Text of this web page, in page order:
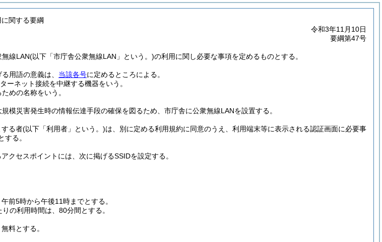
関する要綱
令和3年11月10日
要綱第47号
線LAN(以下「市庁舎公衆無線LAN」という。)の利用に関し必要な事項を定めるものとする。
用語の意義は、 当該各号に定めるところによる。
ネット接続を中継する機器をいう。
めの名称をいう。
模災害発生時の情報伝達手段の確保を図るため、市庁舎に公衆無線LANを設置する。
る者(以下「利用者」という。)は、別に定める利用規約に同意のうえ、利用端末等に表示される認証画面に必要事
る。
クセスポイントには、次に掲げるSSIDを設定する。
前5時から午後11時までとする。
の利用時間は、80分間とする。
料とする。